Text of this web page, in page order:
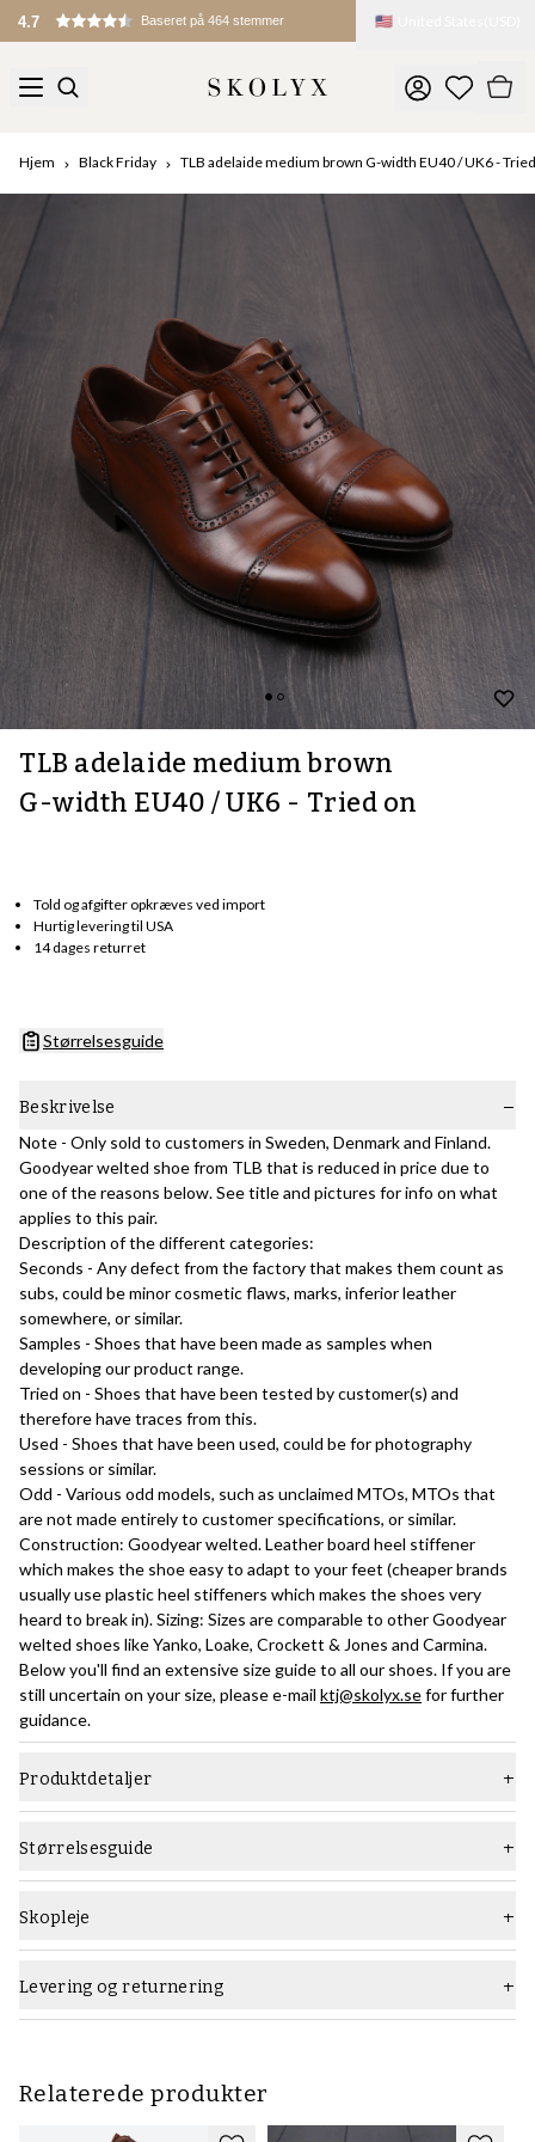
4.7 Baseret på 464 stemmer 🇺🇸
Hjem Black Friday TLB adelaide medium brown G-width EU40 / UK6 -
TLB adelaide medium brown
G-width EU40 / UK6 - Tried on
Told og afgifter opkræves ved import
Hurtig levering til USA
14 dages returret
Størrelsesguide
Beskrivelse
Note - Only sold to customers in Sweden, Denmark and Finland.
Goodyear welted shoe from TLB that is reduced in price due to
one of the reasons below. See title and pictures for info on what
applies to this pair.
Description of the different categories:
Seconds - Any defect from the factory that makes them count as
subs, could be minor cosmetic flaws, marks, inferior leather
somewhere, or similar.
Samples - Shoes that have been made as samples when
developing our product range.
Tried on - Shoes that have been tested by customer(s) and
therefore have traces from this.
Used - Shoes that have been used, could be for photography
sessions or similar.
Odd - Various odd models, such as unclaimed MTOs, MTOs that
are not made entirely to customer specifications, or similar.
Construction: Goodyear welted. Leather board heel stiffener
which makes the shoe easy to adapt to your feet (cheaper brands
usually use plastic heel stiffeners which makes the shoes very
heard to break in). Sizing: Sizes are comparable to other Goodyear
welted shoes like Yanko, Loake, Crockett & Jones and Carmina.
Below you'll find an extensive size guide to all our shoes. If you are
still uncertain on your size, please e-mail ktj@skolyx.sefor further
guidance.
Produktdetaljer
Type Oxford
Vidde G (bred)
Størrelsesguide
Skopleje
Anbefalede skoplejeprodukter:
Brug
Saphir Medaille d'Or Creme Pommadier
Pate de Lux vokspolish i mellembrun eller hasselnød til
Saphir Medaille d'Or Leather Cleanser læderrens
cedertræskoblokke
for at forhindre unødvendige rynker og
Levering og returnering
Relaterede produkter